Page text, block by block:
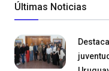
Últimas Noticias